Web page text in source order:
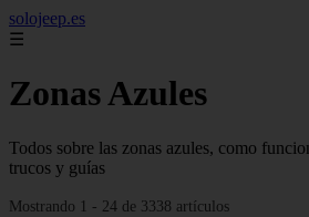
solojeep.es
☰
Zonas Azules
Todos sobre las zonas azules, como
trucos y guías
Mostrando 1 - 24 de 3338 artículos